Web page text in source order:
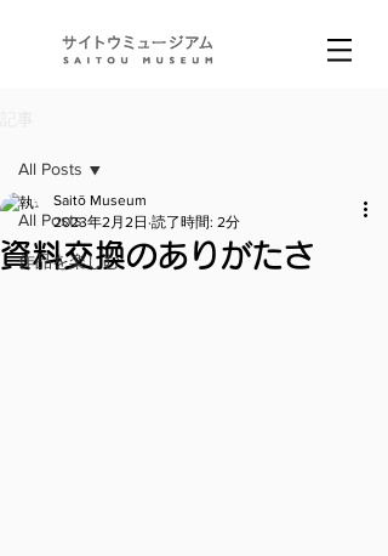
All Posts
作品を楽しむ
All Posts
資料交換のありがたさ
Saitō Museum
2023年2月2日 読了時間: 2分